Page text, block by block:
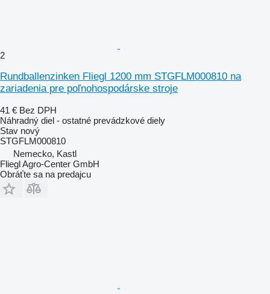
2
Rundballenzinken Fliegl 1200 mm STGFLM000810 na
zariadenia pre poľnohospodárske stroje
41 € Bez DPH
Náhradný diel - ostatné prevádzkové diely
Stav nový
STGFLM000810
Nemecko, Kastl
Fliegl Agro-Center GmbH
Obráťte sa na predajcu